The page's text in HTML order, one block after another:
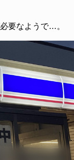
要なようで…。